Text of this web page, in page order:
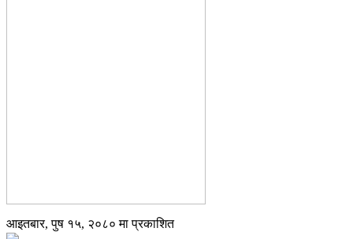
आइतबार, पुष १५, २०८० मा प्रकाशित